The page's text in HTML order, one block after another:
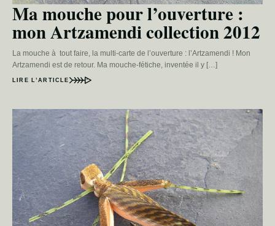
Ma mouche pour l’ouverture :
mon Artzamendi collection 2012
La mouche à tout faire, la multi-carte de l’ouverture : l’Artzamendi ! Mon
Artzamendi est de retour. Ma mouche-fétiche, inventée il y […]
LIRE L’ARTICLE